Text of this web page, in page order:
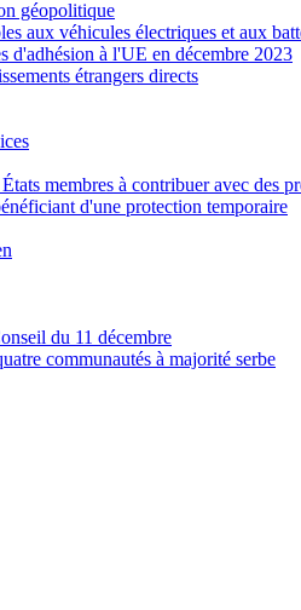
géopolitique
aux véhicules électriques et aux
d'adhésion à l'UE en décembre 2023
étrangers directs
membres à contribuer avec des
d'une protection temporaire
du 11 décembre
communautés à majorité serbe